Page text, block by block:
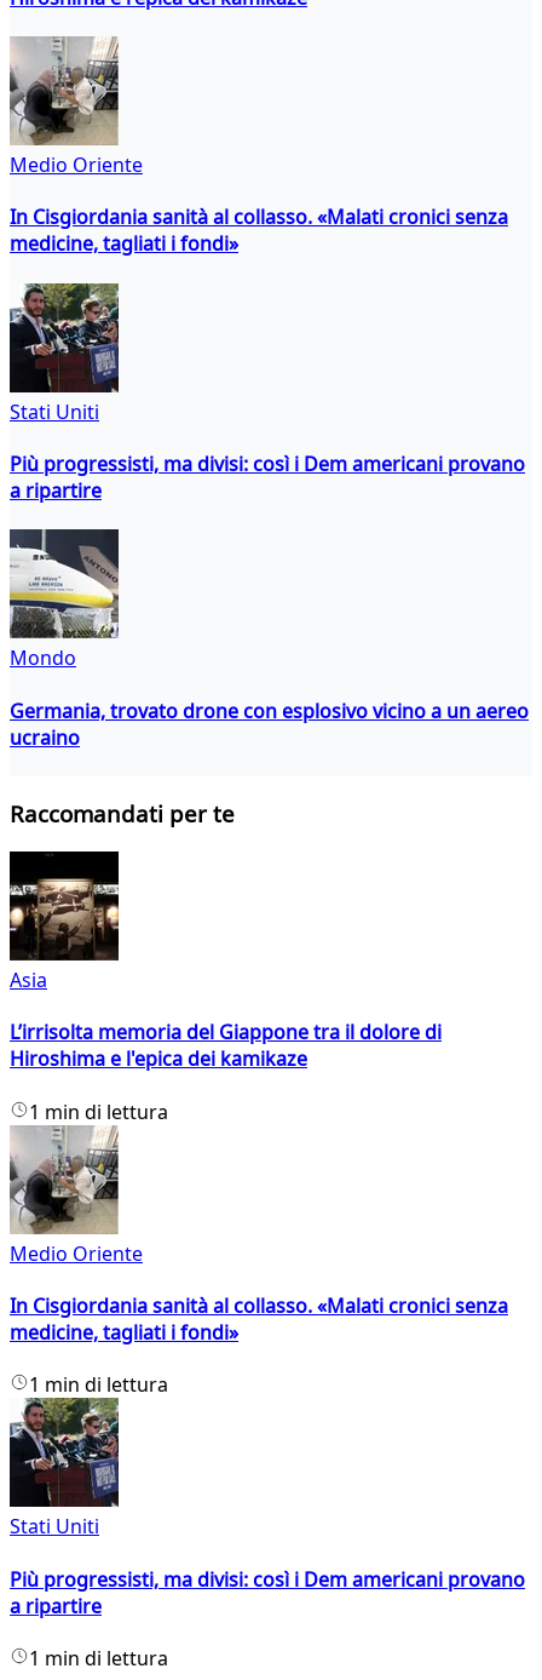
Medio Oriente
In Cisgiordania sanità al collasso. «Malati cronici senza
medicine, tagliati i fondi»
Stati Uniti
Più progressisti, ma divisi: così i Dem americani provano
a ripartire
Mondo
Germania, trovato drone con esplosivo vicino a un aereo
ucraino
Raccomandati per te
Asia
L’irrisolta memoria del Giappone tra il dolore di
Hiroshima e l'epica dei kamikaze
1 min di lettura
Medio Oriente
In Cisgiordania sanità al collasso. «Malati cronici senza
medicine, tagliati i fondi»
1 min di lettura
Stati Uniti
Più progressisti, ma divisi: così i Dem americani provano
a ripartire
1 min di lettura